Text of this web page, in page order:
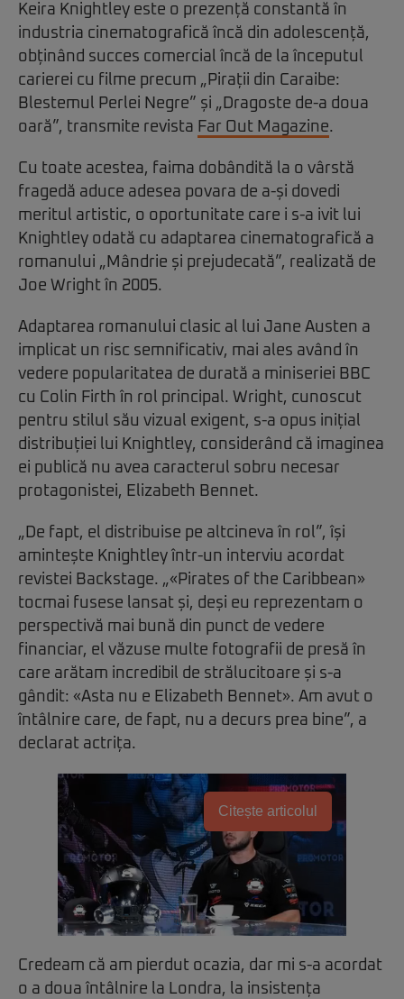
Keira Knightley este o prezență constantă în
industria cinematografică încă din adolescență,
obținând succes comercial încă de la începutul
carierei cu filme precum „Pirații din Caraibe:
Blestemul Perlei Negre” și „Dragoste de-a doua
oară”, transmite revista Far Out Magazine.
Cu toate acestea, faima dobândită la o vârstă
fragedă aduce adesea povara de a-și dovedi
meritul artistic, o oportunitate care i s-a ivit lui
Knightley odată cu adaptarea cinematografică a
romanului „Mândrie și prejudecată”, realizată de
Joe Wright în 2005.
Adaptarea romanului clasic al lui Jane Austen a
implicat un risc semnificativ, mai ales având în
vedere popularitatea de durată a miniseriei BBC
cu Colin Firth în rol principal. Wright, cunoscut
pentru stilul său vizual exigent, s-a opus inițial
distribuției lui Knightley, considerând că imaginea
ei publică nu avea caracterul sobru necesar
protagonistei, Elizabeth Bennet.
„De fapt, el distribuise pe altcineva în rol”, își
amintește Knightley într-un interviu acordat
revistei Backstage. „«Pirates of the Caribbean»
tocmai fusese lansat și, deși eu reprezentam o
perspectivă mai bună din punct de vedere
financiar, el văzuse multe fotografii de presă în
care arătam incredibil de strălucitoare și s-a
gândit: «Asta nu e Elizabeth Bennet». Am avut o
întâlnire care, de fapt, nu a decurs prea bine”, a
declarat actrița.
Citește articolul
Credeam că am pierdut ocazia, dar mi s-a acordat
o a doua întâlnire la Londra, la insistența